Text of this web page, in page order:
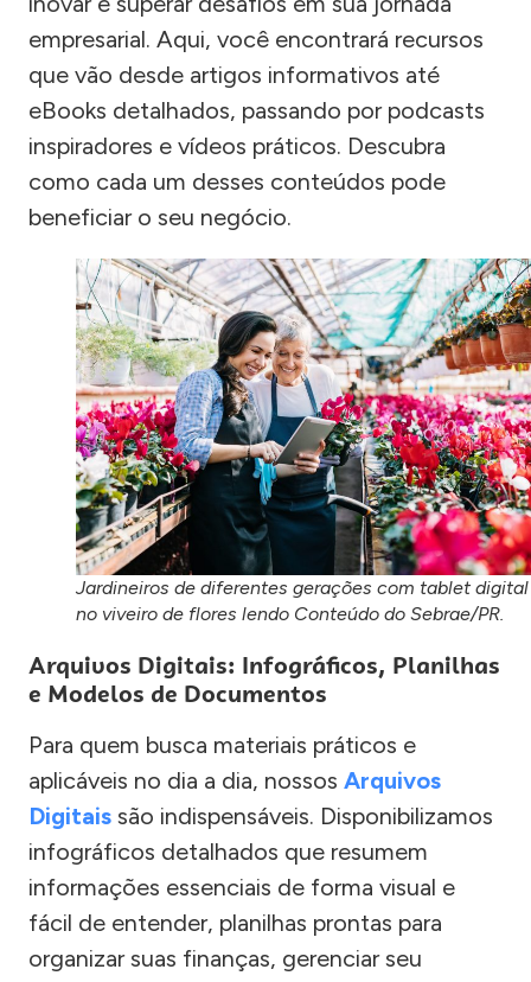
empresarial. Aqui, você encontrará recursos
que vão desde artigos informativos até
eBooks detalhados, passando por podcasts
inspiradores e vídeos práticos. Descubra
como cada um desses conteúdos pode
beneficiar o seu negócio.
Jardineiros de diferentes gerações com tablet digital
no viveiro de flores lendo Conteúdo do Sebrae/PR.
Arquivos Digitais: Infográficos, Planilhas
e Modelos de Documentos
Para quem busca materiais práticos e
aplicáveis no dia a dia, nossos Arquivos
Digitais são indispensáveis. Disponibilizamos
infográficos detalhados que resumem
informações essenciais de forma visual e
fácil de entender, planilhas prontas para
organizar suas finanças, gerenciar seu